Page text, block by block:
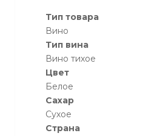
Тип товара
Вино
Тип вина
Вино тихое
Цвет
Белое
Сахар
Сухое
Страна